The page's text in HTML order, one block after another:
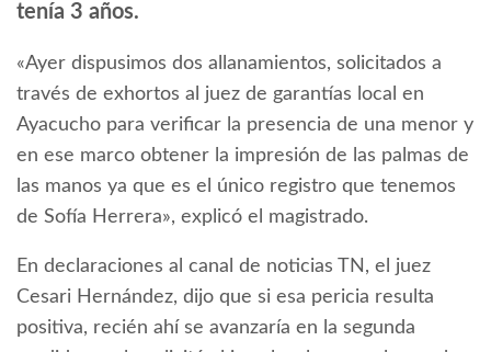
tenía 3 años.
«Ayer dispusimos dos allanamientos, solicitados a
través de exhortos al juez de garantías local en
Ayacucho para verificar la presencia de una menor y
en ese marco obtener la impresión de las palmas de
las manos ya que es el único registro que tenemos
de Sofía Herrera», explicó el magistrado.
En declaraciones al canal de noticias TN, el juez
Cesari Hernández, dijo que si esa pericia resulta
positiva, recién ahí se avanzaría en la segunda